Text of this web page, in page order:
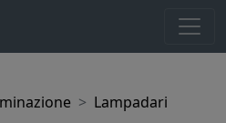
Lampadari